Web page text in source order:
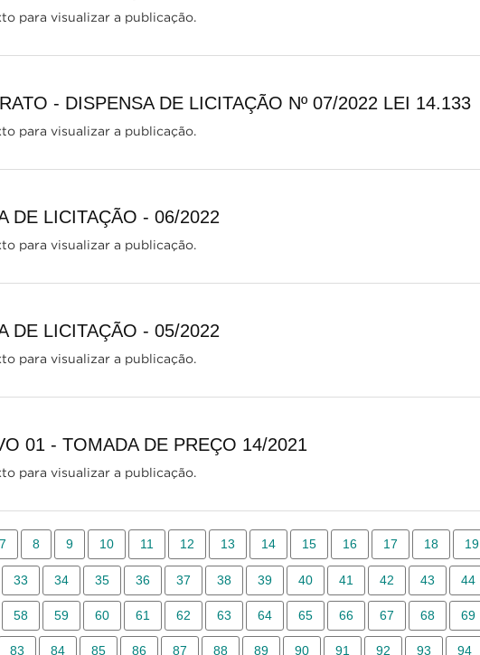
para visualizar a publicação.
- DISPENSA DE LICITAÇÃO Nº 07/2022 LEI 14.133
para visualizar a publicação.
DE LICITAÇÃO - 06/2022
para visualizar a publicação.
DE LICITAÇÃO - 05/2022
para visualizar a publicação.
01 - TOMADA DE PREÇO 14/2021
para visualizar a publicação.
7 8 9 10 11 12 13 14 15 16 17 18 19
33 34 35 36 37 38 39 40 41 42 43 44
58 59 60 61 62 63 64 65 66 67 68 69
83 84 85 86 87 88 89 90 91 92 93 94